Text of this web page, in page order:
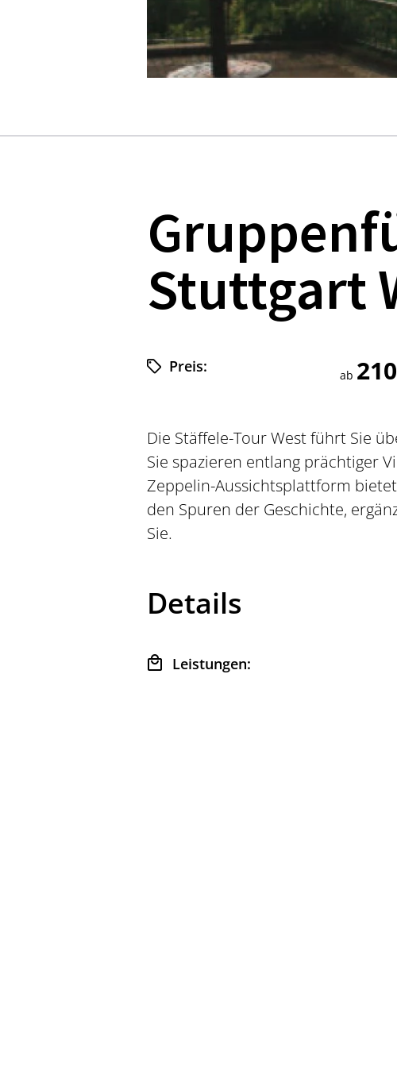
Stuttgart
Preis: ab
Die Stäffele-Tour West führt Sie
Sie spazieren entlang prächtiger
Zeppelin-Aussichtsplattform
den Spuren der Geschichte,
Sie.
Details
Leistungen: